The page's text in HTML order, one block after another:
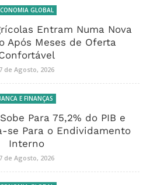
GLOBAL
Entram Numa Nova
Após Meses de Oferta
7 de Agosto, 2026
E FINANÇAS
Para 75,2% do PIB e
se Para o Endividamento
Interno
7 de Agosto, 2026